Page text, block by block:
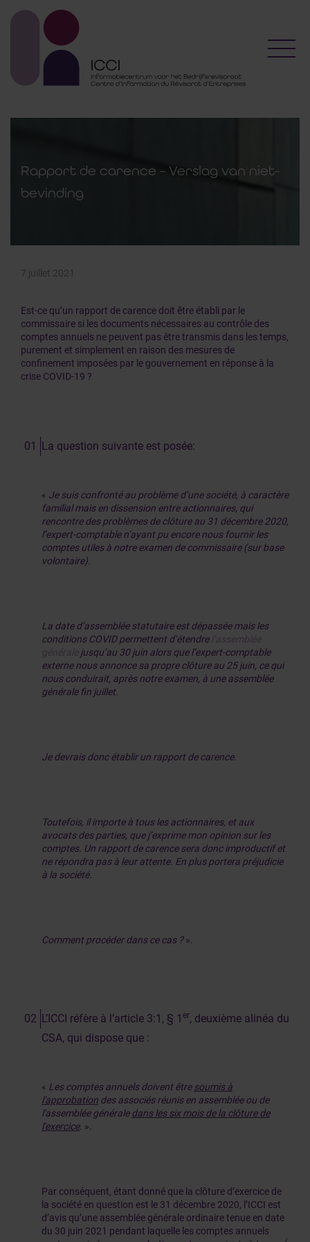
Rapport de carence – Verslag van niet-
bevinding
7 juillet 2021
Est-ce qu’un rapport de carence doit être établi par le
commissaire si les documents nécessaires au contrôle des
comptes annuels ne peuvent pas être transmis dans les temps,
purement et simplement en raison des mesures de
confinement imposées par le gouvernement en réponse à la
crise COVID-19 ?
La question suivante est posée:
« Je suis confronté au problème d’une société, à caractère
familial mais en dissension entre actionnaires, qui
rencontre des problèmes de clôture au 31 décembre 2020,
l’expert-comptable n’ayant pu encore nous fournir les
comptes utiles à notre examen de commissaire (sur base
volontaire).
La date d’assemblée statutaire est dépassée mais les
conditions COVID permettent d’étendre l’assemblée
généralejusqu’au 30 juin alors que l’expert-comptable
externe nous annonce sa propre clôture au 25 juin, ce qui
nous conduirait, après notre examen, à une assemblée
générale fin juillet.
Je devrais donc établir un rapport de carence.
Toutefois, il importe à tous les actionnaires, et aux
avocats des parties, que j’exprime mon opinion sur les
comptes. Un rapport de carence sera donc improductif et
ne répondra pas à leur attente. En plus portera préjudicie
à la société.
Comment procéder dans ce cas ?».
L’ICCI réfère à l’article 3:1, § 1 er, deuxième alinéa du
CSA, qui dispose que :
« Les comptes annuels doivent êtresoumis à
l'approbation des associés réunis en assemblée ou de
l'assemblée généraledans les six mois de la clôture de
l'exercice. ».
Par conséquent, étant donné que la clôture d’exercice de
la société en question est le 31 décembre 2020, l’ICCI est
d’avis qu’une assemblée générale ordinaire tenue en date
du 30 juin 2021 pendant laquelle les comptes annuels